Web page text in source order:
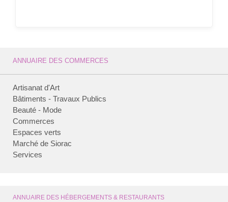
ANNUAIRE DES COMMERCES
Artisanat d'Art
Bâtiments - Travaux Publics
Beauté - Mode
Commerces
Espaces verts
Marché de Siorac
Services
ANNUAIRE DES HÉBERGEMENTS & RESTAURANTS